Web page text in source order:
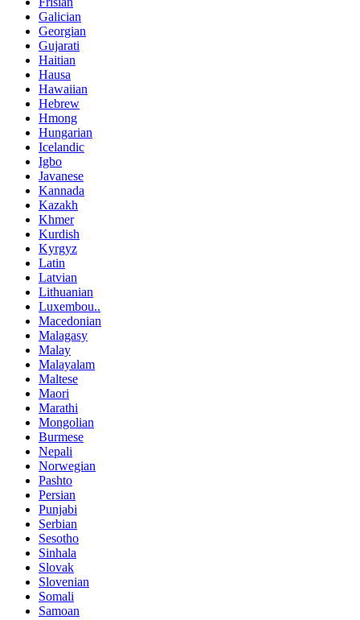
Galician
Georgian
Gujarati
Haitian
Hausa
Hawaiian
Hebrew
Hmong
Hungarian
Icelandic
Igbo
Javanese
Kannada
Kazakh
Khmer
Kurdish
Kyrgyz
Latin
Latvian
Lithuanian
Luxembou..
Macedonian
Malagasy
Malay
Malayalam
Maltese
Maori
Marathi
Mongolian
Burmese
Nepali
Norwegian
Pashto
Persian
Punjabi
Serbian
Sesotho
Sinhala
Slovak
Slovenian
Somali
Samoan